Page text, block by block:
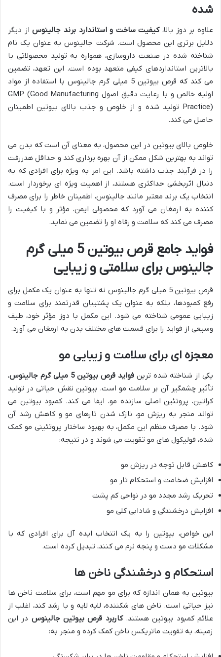
شده
علاوه بر دوز بالا،کیفیت ساخت و استاندارد برند جالینوساز دیگر
دلایل برتری این محصول است. شرکت جالینوس به عنوان یک نام
شناخته شده در صنعت داروسازی، همواره به تولید محصولاتی با
بالاترین استانداردهای کیفی متعهد بوده است. این تعهد، تضمین
می کند که قرص بیوتین 5 میلی گرم جالینوس با استفاده از مواد
اولیه خالص و با رعایت دقیق اصول GMP (Good Manufacturing
Practice) تولید شده و از خلوص و جذب بالای بیوتین اطمینان
حاصل می کند.
خلوص بالای بیوتین در این محصول، به معنای آن است که بدن می
تواند به بهترین شکل ممکن از آن بهره برداری کند و حداقل هدررفت
را در فرآیند جذب داشته باشد. این امر به ویژه برای افرادی که به
دنبال اثربخشی حداکثری هستند، از اهمیت ویژه ای برخوردار است.
انتخاب یک برند معتبر مانند جالینوس، اطمینان خاطر را برای مصرف
کننده به ارمغان می آورد که محصولی ایمن، مؤثر و با کیفیت را
مصرف می کند که سلامت و رفاه او را تضمین می نماید.
فواید جامع قرص بیوتین 5 میلی گرم
جالینوس برای سلامتی و زیبایی
قرص بیوتین 5 میلی گرم جالینوس نه تنها به عنوان یک مکمل برای
رفع کمبودها، بلکه به عنوان یک پشتیبان قدرتمند برای سلامت و
زیبایی عمومی شناخته می شود. این مکمل با دوز مؤثر خود، طیف
وسیعی از فواید را برای قسمت های مختلف بدن به ارمغان می آورد.
معجزه ای برای سلامت و زیبایی مو
یکی از شناخته شده ترین فواید قرص بیوتین 5 میلی گرم جالینوس
،
تأثیر چشمگیر آن بر سلامت مو است. بیوتین نقش حیاتی در تولید
کراتین، پروتئین اصلی سازنده مو، ایفا می کند. کمبود بیوتین می
تواند منجر به ریزش مو، نازک شدن تارهای مو و کاهش رشد آن
شود. با مصرف منظم این مکمل، به بهبود ساختار پروتئینی مو کمک
شده، فولیکول های مو تقویت می شوند و در نتیجه:
کاهش قابل توجه در ریزش مو
افزایش ضخامت و استحکام تار مو
تحریک رشد مجدد مو در نواحی کم پشت
افزایش درخشندگی و شادابی کلی مو
این خواص، بیوتین را به یک انتخاب ایده آل برای افرادی که با
مشکلات مو دست و پنجه نرم می کنند، تبدیل کرده است.
استحکام و درخشندگی ناخن ها
بیوتین به همان اندازه که برای مو مهم است، برای سلامت ناخن ها
نیز حیاتی است. ناخن های شکننده، لایه لایه و با رشد کند، اغلب از
علائم کمبود بیوتین هستند.کاربرد قرص بیوتین جالینوس در این
زمینه، به تقویت ماتریکس ناخن کمک کرده و منجر به: